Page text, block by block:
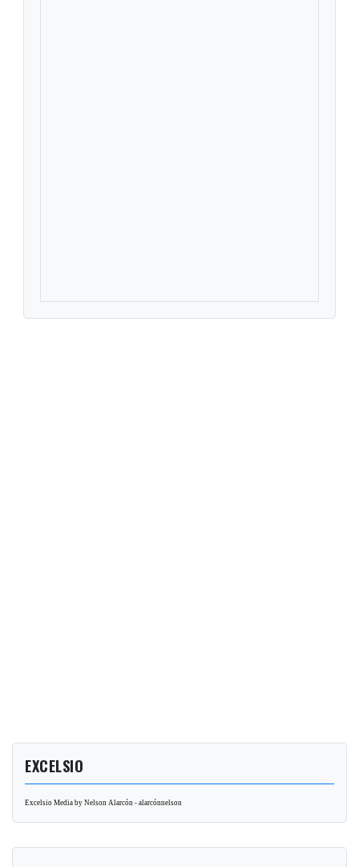
EXCELSIO
Excelsio Media by Nelson Alarcón - alarcónnelson